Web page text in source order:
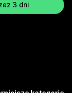
3 dni